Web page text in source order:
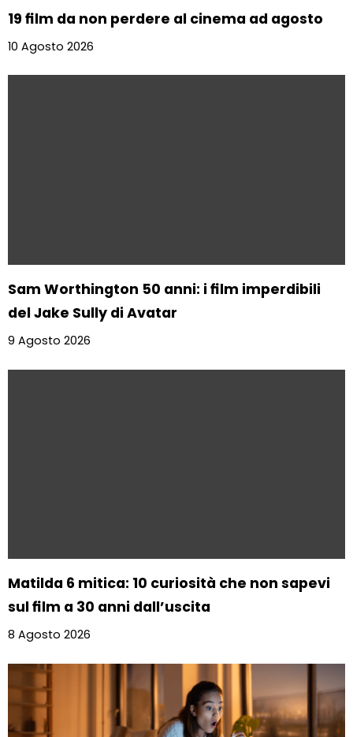
19 film da non perdere al cinema ad agosto
10 Agosto 2026
Sam Worthington 50 anni: i film imperdibili
del Jake Sully di Avatar
9 Agosto 2026
Matilda 6 mitica: 10 curiosità che non sapevi
sul film a 30 anni dall’uscita
8 Agosto 2026